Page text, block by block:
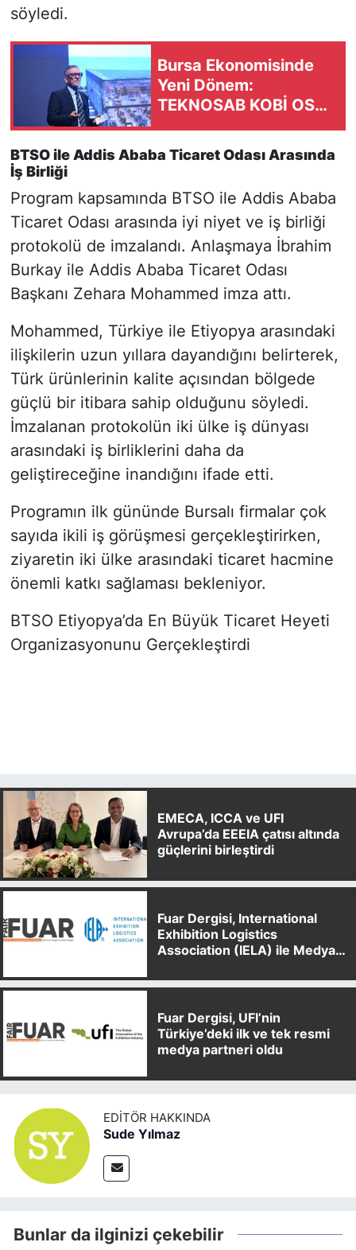
söyledi.
Bursa Ekonomisinde
Yeni Dönem:
TEKNOSAB KOBİ OSB
BTSO ile Addis Ababa Ticaret Odası Arasında
İş Birliği
Program kapsamında BTSO ile Addis Ababa
Ticaret Odası arasında iyi niyet ve iş birliği
protokolü de imzalandı. Anlaşmaya İbrahim
Burkay ile Addis Ababa Ticaret Odası
Başkanı Zehara Mohammed imza attı.
Mohammed, Türkiye ile Etiyopya arasındaki
ilişkilerin uzun yıllara dayandığını belirterek,
Türk ürünlerinin kalite açısından bölgede
güçlü bir itibara sahip olduğunu söyledi.
İmzalanan protokolün iki ülke iş dünyası
arasındaki iş birliklerini daha da
geliştireceğine inandığını ifade etti.
Programın ilk gününde Bursalı firmalar çok
sayıda ikili iş görüşmesi gerçekleştirirken,
ziyaretin iki ülke arasındaki ticaret hacmine
önemli katkı sağlaması bekleniyor.
BTSO Etiyopya’da En Büyük Ticaret Heyeti
Organizasyonunu Gerçekleştirdi
EMECA, ICCA ve UFI
Avrupa’da EEEIA çatısı altında
güçlerini birleştirdi
Fuar Dergisi, International
Exhibition Logistics
Association (IELA) ile Medya
Fuar Dergisi, UFI’nin
Türkiye’deki ilk ve tek resmi
medya partneri oldu
EDITÖR HAKKINDA
Sude Yılmaz
Bunlar da ilginizi çekebilir